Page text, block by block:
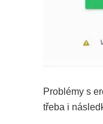
Problémy s
třeba i